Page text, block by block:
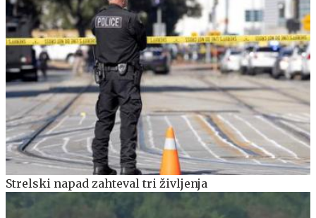
Strelski napad zahteval tri življenja